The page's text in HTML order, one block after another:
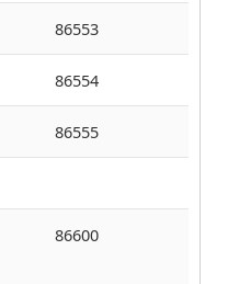
86553
86554
86555
86600